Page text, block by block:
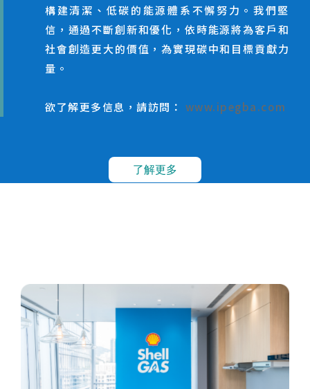
構建清潔、低碳的能源體系不懈努力。我們堅
信，通過不斷創新和優化，依時能源將為客戶和
社會創造更大的價值，為實現碳中和目標貢獻力
量。
欲了解更多信息，請訪問： www.ipegba.com
了解更多